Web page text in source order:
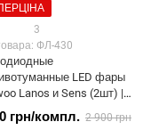
3
ФЛ-430
LED фары
Lanos и Sens (2шт) |
грн/компл. 2 900 грн